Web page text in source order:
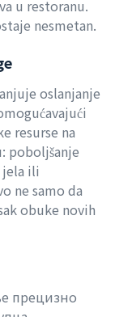
u restoranu.
nesmetan.
oslanjanje
resurse na
poboljšanje
ili
ne samo da
obuke novih
прецизно